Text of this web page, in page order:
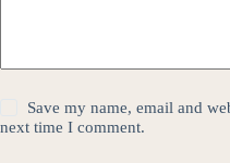
Save my name, email and
next time I comment.